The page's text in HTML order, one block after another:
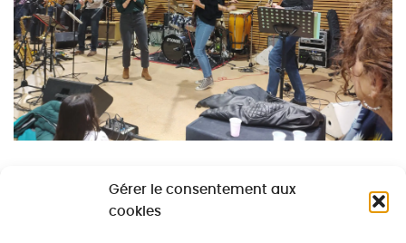
Gérer le consentement aux
cookies